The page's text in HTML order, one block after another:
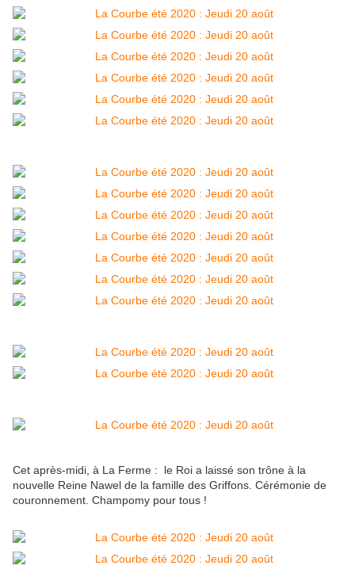
Cet après-midi, à La Ferme : le Roi a laissé son trône à la
nouvelle Reine Nawel de la famille des Griffons. Cérémonie de
couronnement. Champomy pour tous !